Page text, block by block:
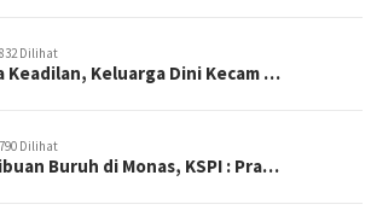
832 Dilihat
Keadilan, Keluarga Dini Kecam …
790 Dilihat
Buruh di Monas, KSPI : Pra…